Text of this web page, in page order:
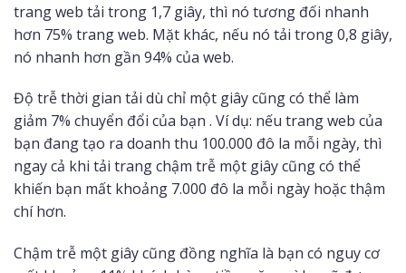
trang web tải trong 1,7 giây, thì nó tương đối nhanh
hơn 75% trang web. Mặt khác, nếu nó tải trong 0,8 giây,
nó nhanh hơn gần 94% của web.
Độ trễ thời gian tải dù chỉ một giây cũng có thể làm
giảm 7% chuyển đổi của bạn . Ví dụ: nếu trang web của
bạn đang tạo ra doanh thu 100.000 đô la mỗi ngày, thì
ngay cả khi tải trang chậm trễ một giây cũng có thể
khiến bạn mất khoảng 7.000 đô la mỗi ngày hoặc thậm
chí hơn.
Chậm trễ một giây cũng đồng nghĩa là bạn có nguy cơ